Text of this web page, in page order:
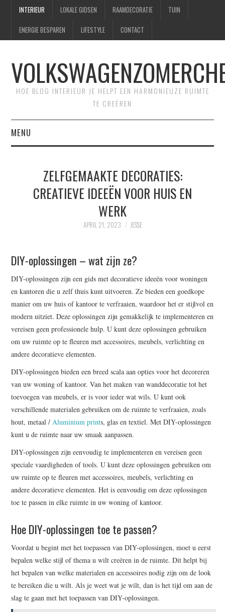
INTERIEUR LOKALE GIDSEN RAAMDECORATIE TUIN
ENERGIE BESPAREN LIFESTYLE CONTACT
HOE BLOG INTERIEUR JE HELPT EEN HARMONIEUZE RUIMTE
TE CREËREN
MENU
CONTACT
COMPLETE GUIDELINES
ZELFGEMAAKTE DECORATIES:
CREATIEVE IDEEËN VOOR HUIS EN
WERK
APRIL 21, 2023 JESSE
DIY-oplossingen – wat zijn ze?
DIY-oplossingen zijn een gids met decoratieve ideeën voor woningen
en kantoren die u zelf thuis kunt uitvoeren. Ze bieden een goedkope
manier om uw huis of kantoor te verfraaien, waardoor het er stijlvol en
modern uitziet. Deze oplossingen zijn gemakkelijk te implementeren en
vereisen geen professionele hulp. U kunt deze oplossingen gebruiken
om uw ruimte op te fleuren met accessoires, meubels, verlichting en
andere decoratieve elementen.
DIY-oplossingen bieden een breed scala aan opties voor het decoreren
van uw woning of kantoor. Van het maken van wanddecoratie tot het
toevoegen van meubels, er is voor ieder wat wils. U kunt ook
verschillende materialen gebruiken om de ruimte te verfraaien, zoals
hout, metaal / Aluminium prints, glas en textiel. Met DIY-oplossingen
kunt u de ruimte naar uw smaak aanpassen.
DIY-oplossingen zijn eenvoudig te implementeren en vereisen geen
speciale vaardigheden of tools. U kunt deze oplossingen gebruiken om
uw ruimte op te fleuren met accessoires, meubels, verlichting en
andere decoratieve elementen. Het is eenvoudig om deze oplossingen
toe te passen in elke ruimte in uw woning of kantoor.
Hoe DIY-oplossingen toe te passen?
Voordat u begint met het toepassen van DIY-oplossingen, moet u eerst
bepalen welke stijl of thema u wilt creëren in de ruimte. Dit helpt bij
het bepalen van welke materialen en accessoires nodig zijn om de look
te bereiken die u wilt. Als je weet wat je wilt, dan is het tijd om aan de
slag te gaan met het toepassen van DIY-oplossingen.